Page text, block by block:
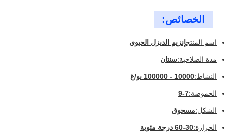
الخصائص:
اسم المنتجإنزيم الديزل الحيوي
مدة الصلاحية:سنتان
النشاط:10000 - 100000 يو/غ
الحموضة:7-9
الشكل:مسحوق
الحرارة:30-60 درجة مئوية